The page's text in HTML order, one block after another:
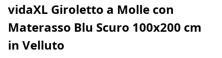
vidaXL Giroletto a Molle con
Materasso Blu Scuro 100x200 cm
in Velluto